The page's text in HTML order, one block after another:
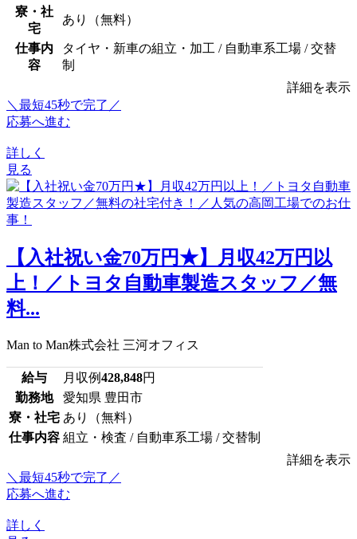
寮・社
宅
あり（無料）
仕事内
容
タイヤ・新車の組立・加工 / 自動車系工場 / 交替
制
詳細を表示
＼最短45秒で完了／
応募へ進む
詳しく
見る
【入社祝い金70万円★】月収42万円以
上！／トヨタ自動車製造スタッフ／無
料...
Man to Man株式会社 三河オフィス
給与 月収例428,848円
勤務地
愛知県 豊田市
寮・社宅 あり（無料）
仕事内容 組立・検査 / 自動車系工場 / 交替制
詳細を表示
＼最短45秒で完了／
応募へ進む
詳しく